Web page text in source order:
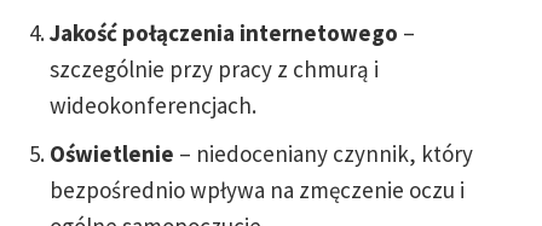
Jakość połączenia internetowego –
szczególnie przy pracy z chmurą i
wideokonferencjach.
Oświetlenie – niedoceniany czynnik, który
bezpośrednio wpływa na zmęczenie oczu i